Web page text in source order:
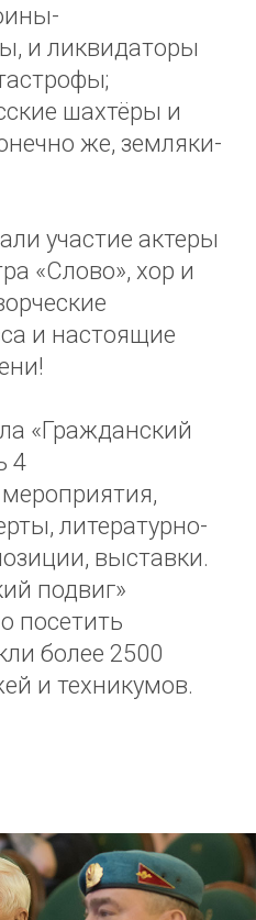
и ликвидаторы
шахтёры и
же, земляки-
участие актеры
«Слово», хор и
и настоящие
«Гражданский
4
литературно-
выставки.
подвиг»
посетить
более 2500
и техникумов.